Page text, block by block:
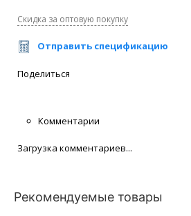
Скидка за оптовую покупку
Отправить спецификацию
Поделиться
Комментарии
Загрузка комментариев...
Рекомендуемые товары